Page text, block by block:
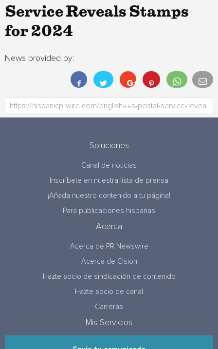
Service Reveals Stamps
for 2024
News provided by:
Soluciones
Canal de noticias
Inscríbete en nuestra lista de prensa
¡Añada nuestro contenido a tu página!
Para publicaciones hispanas
Acerca
Acerca de PR Newswire
Acerca de Cision
Hazte socio de sindicación de contenido
Hazte socio de canal
Carreras
Mis Servicios